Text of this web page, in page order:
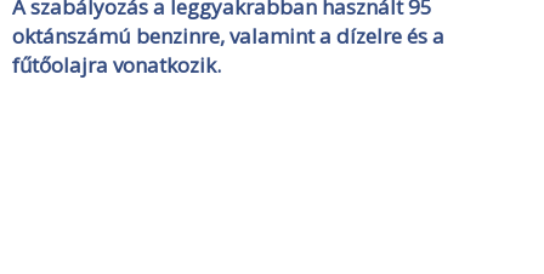
A szabályozás a leggyakrabban használt 95
oktánszámú benzinre, valamint a dízelre és a
fűtőolajra vonatkozik.